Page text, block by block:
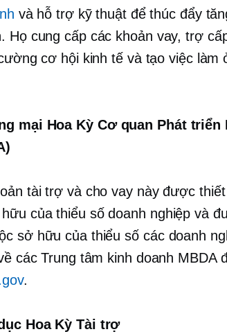
và hỗ trợ kỹ thuật để thúc đẩy
Họ cung cấp các khoản vay, trợ
cơ hội kinh tế và tạo việc làm
mại Hoa Kỳ Cơ quan Phát triển
tài trợ và cho vay này được
của thiểu sốdoanh nghiệp và
sở hữu của thiểu số các doanh
các Trung tâm kinh doanh MBDA
.
Hoa Kỳ Tài trợ